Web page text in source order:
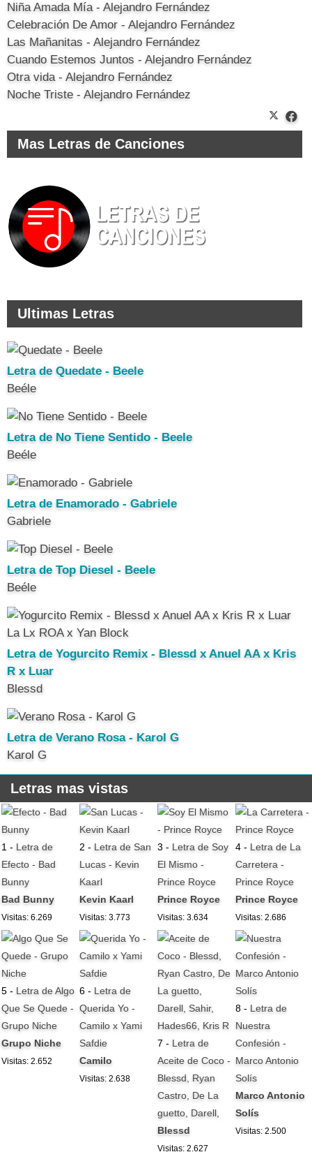
Niña Amada Mía - Alejandro Fernández
Celebración De Amor - Alejandro Fernández
Las Mañanitas - Alejandro Fernández
Cuando Estemos Juntos - Alejandro Fernández
Otra vida - Alejandro Fernández
Noche Triste - Alejandro Fernández
Mas Letras de Canciones
Ultimas Letras
Letra de Quedate - Beele
Beéle
Letra de No Tiene Sentido - Beele
Beéle
Letra de Enamorado - Gabriele
Gabriele
Letra de Top Diesel - Beele
Beéle
Letra de Yogurcito Remix - Blessd x Anuel AA x Kris
R x Luar
Blessd
Letra de Verano Rosa - Karol G
Karol G
Letras mas vistas
1 - Letra de
Efecto - Bad
Bunny
Bad Bunny
Visitas: 6.269
2 - Letra de San
Lucas - Kevin
Kaarl
Kevin Kaarl
Visitas: 3.773
3 - Letra de Soy
El Mismo -
Prince Royce
Prince Royce
Visitas: 3.634
4 - Letra de La
Carretera -
Prince Royce
Prince Royce
Visitas: 2.686
5 - Letra de Algo
Que Se Quede -
Grupo Niche
Grupo Niche
Visitas: 2.652
6 - Letra de
Querida Yo -
Camilo x Yami
Safdie
Camilo
Visitas: 2.638
7 - Letra de
Aceite de Coco -
Blessd, Ryan
Castro, De La
guetto, Darell,
Blessd
Visitas: 2.627
8 - Letra de
Nuestra
Confesión -
Marco Antonio
Solís
Marco Antonio
Solís
Visitas: 2.500